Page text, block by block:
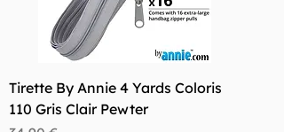
Tirette By Annie 4 Yards Coloris
110 Gris Clair Pewter